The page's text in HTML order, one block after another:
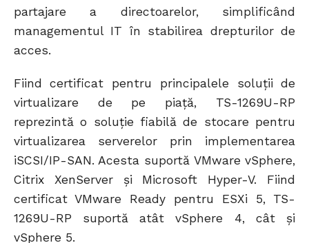
partajare a directoarelor, simplificând
managementul IT în stabilirea drepturilor de
acces.
Fiind certificat pentru principalele soluții de
virtualizare de pe piață, TS-1269U-RP
reprezintă o soluție fiabilă de stocare pentru
virtualizarea serverelor prin implementarea
iSCSI/IP-SAN. Acesta suportă VMware vSphere,
Citrix XenServer și Microsoft Hyper-V. Fiind
certificat VMware Ready pentru ESXi 5, TS-
1269U-RP suportă atât vSphere 4, cât și
vSphere 5.